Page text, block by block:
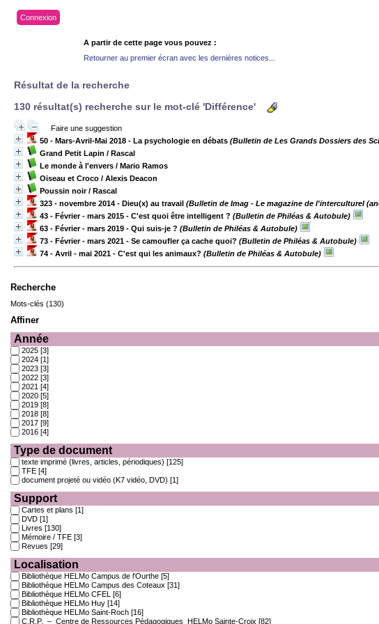
Connexion
A partir de cette page vous pouvez :
Retourner au premier écran avec les dernières notices...
Résultat de la recherche
130 résultat(s) recherche sur le mot-clé 'Différence'
Faire une suggestion
50 - Mars-Avril-Mai 2018 - La psychologie en débats (Bulletin de Les Grands Dossiers des
Grand Petit Lapin / Rascal
Le monde à l'envers / Mario Ramos
Oiseau et Croco / Alexis Deacon
Poussin noir/ Rascal
323 - novembre 2014 - Dieu(x) au travail (Bulletin de Imag - Le magazine de l'interculturel
43 - Février - mars 2015 - C'est quoi être intelligent ? (Bulletin de Philéas & Autobule)
63 - Février - mars 2019 - Qui suis-je ? (Bulletin de Philéas & Autobule)
73 - Février - mars 2021 - Se camoufler ça cache quoi? (Bulletin de Philéas & Autobule)
74 - Avril - mai 2021 - C'est qui les animaux? (Bulletin de Philéas & Autobule)
Recherche
Mots-clés (130)
Affiner
Année
2025 [3]
2024 [1]
2023 [3]
2022 [3]
2021 [4]
2020 [5]
2019 [8]
2018 [8]
2017 [9]
2016 [4]
Type de document
texte imprimé (livres, articles, périodiques) [125]
TFE [4]
document projeté ou vidéo (K7 vidéo, DVD) [1]
Support
Cartes et plans [1]
DVD [1]
Livres [130]
Mémoire / TFE [3]
Revues [29]
Localisation
Bibliothèque HELMo Campus de l'Ourthe [5]
Bibliothèque HELMo Campus des Coteaux [31]
Bibliothèque HELMo CFEL [6]
Bibliothèque HELMo Huy [14]
Bibliothèque HELMo Saint-Roch [16]
C.R.P. – Centre de Ressources Pédagogiques HELMo Sainte-Croix [82]